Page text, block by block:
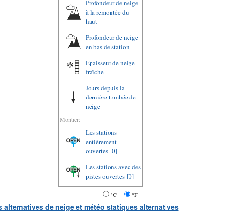
Profondeur de neige
à la remontée du
haut
Profondeur de neige
en bas de station
Épaisseur de neige
fraîche
Jours depuis la
dernière tombée de
neige
Montrer:
Les stations
entièrement
ouvertes [0]
Les stations avec des
pistes ouvertes [0]
°C °F
alternatives de neige et météo statiques alternatives